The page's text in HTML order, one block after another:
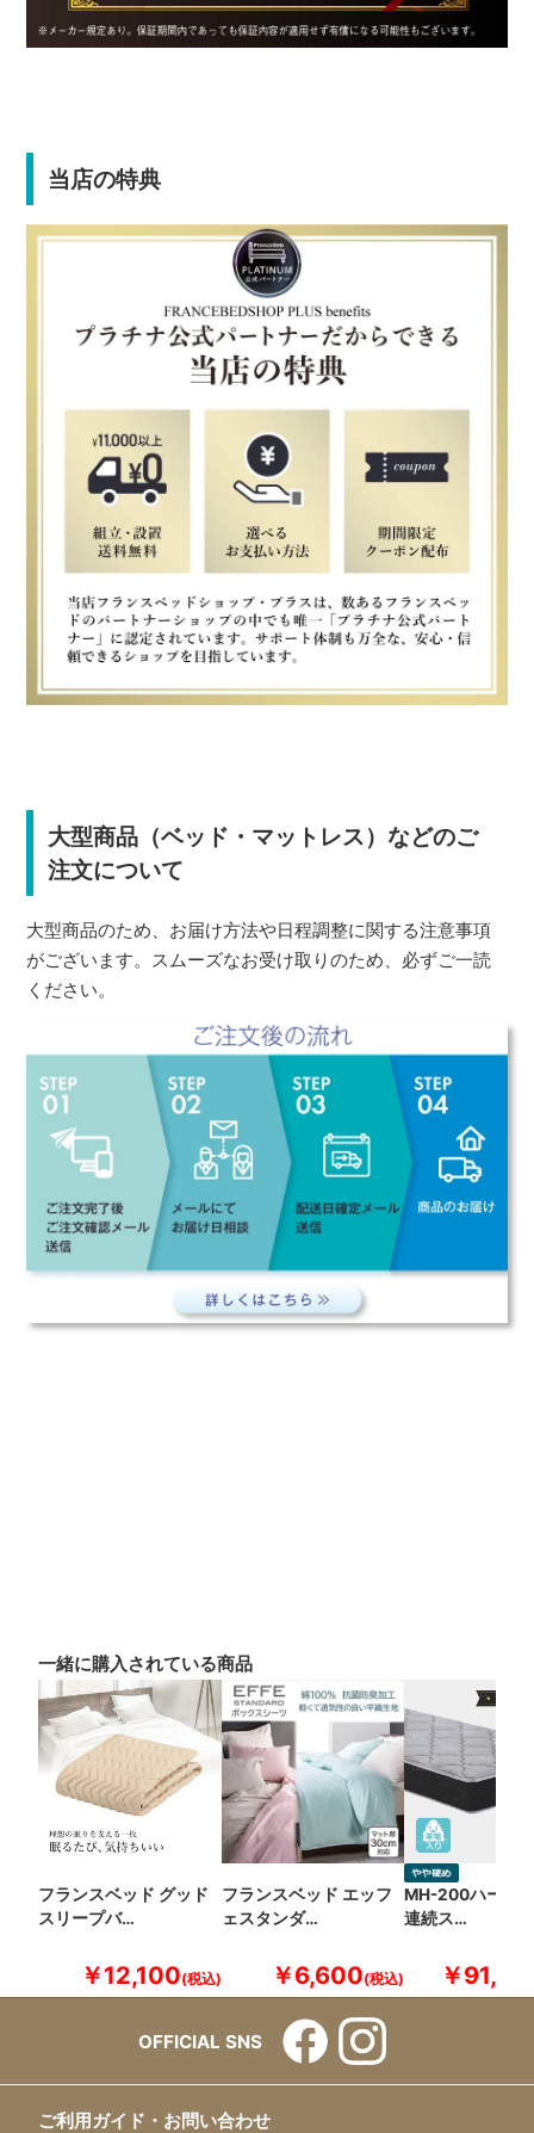
当店の特典
大型商品（ベッド・マットレス）などのご
注文について
大型商品のため、お届け方法や日程調整に関する注意事項
がございます。スムーズなお受け取りのため、必ずご一読
ください。
一緒に購入されている商品
フランスベッド グッド
スリープバ…
￥12,100
フランスベッド エッフ
ェスタンダ…
￥6,600
MH-200ハード
連続ス…
￥
OFFICIAL SNS
ご利用ガイド・お問い合わせ